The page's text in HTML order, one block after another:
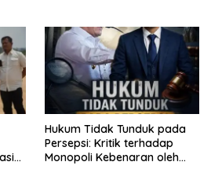
bisa jaga diri, 60% masa
depan sudah ada di tangan”
Hukum Tidak Tunduk pada
Persepsi: Kritik terhadap
Monopoli Kebenaran oleh